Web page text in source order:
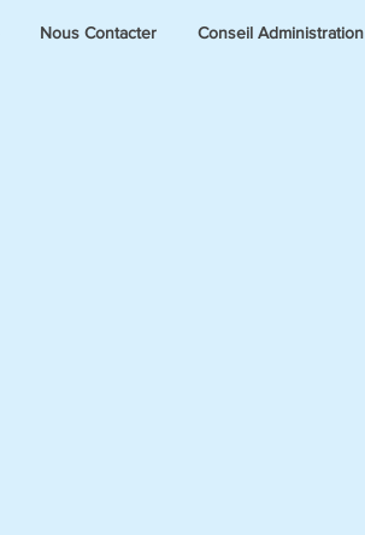
Nous Contacter Conseil Administration